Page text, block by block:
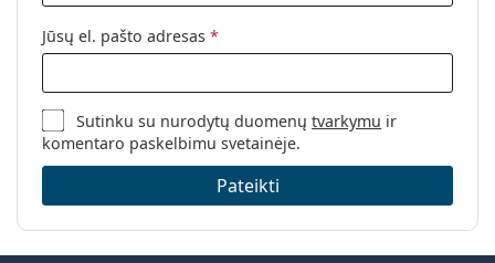
Jūsų el. pašto adresas *
Sutinku su nurodytų duomenųtvarkymu ir
komentaro paskelbimu svetainėje.
Pateikti